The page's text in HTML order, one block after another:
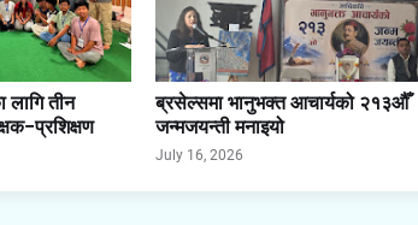
तीन
ब्रसेल्समा भानुभक्त आचार्यको २१३औँ
जन्मजयन्ती मनाइयो
July 16, 2026